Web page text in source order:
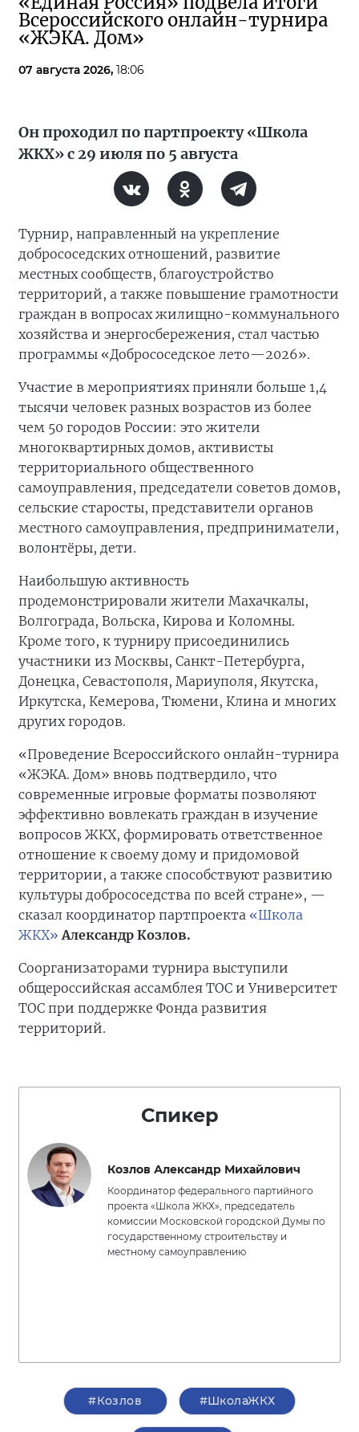
Всероссийского онлайн-турнира
«ЖЭКА. Дом»
07 августа 2026, 18:06
Он проходил по партпроекту «Школа
ЖКХ» с 29 июля по 5 августа
Турнир, направленный на укрепление
добрососедских отношений, развитие
местных сообществ, благоустройство
территорий, а также повышение грамотности
граждан в вопросах жилищно-коммунального
хозяйства и энергосбережения, стал частью
программы «Добрососедское лето—2026».
Участие в мероприятиях приняли больше 1,4
тысячи человек разных возрастов из более
чем 50 городов России: это жители
многоквартирных домов, активисты
территориального общественного
самоуправления, председатели советов домов,
сельские старосты, представители органов
местного самоуправления, предприниматели,
волонтёры, дети.
Наибольшую активность
продемонстрировали жители Махачкалы,
Волгограда, Вольска, Кирова и Коломны.
Кроме того, к турниру присоединились
участники из Москвы, Санкт-Петербурга,
Донецка, Севастополя, Мариуполя, Якутска,
Иркутска, Кемерова, Тюмени, Клина и многих
других городов.
«Проведение Всероссийского онлайн-турнира
«ЖЭКА. Дом» вновь подтвердило, что
современные игровые форматы позволяют
эффективно вовлекать граждан в изучение
вопросов ЖКХ, формировать ответственное
отношение к своему дому и придомовой
территории, а также способствуют развитию
культуры добрососедства по всей стране», —
сказал координатор партпроекта «Школа
ЖКХ» Александр Козлов.
Соорганизаторами турнира выступили
общероссийская ассамблея ТОС и Университет
ТОС при поддержке Фонда развития
территорий.
Спикер
Козлов Александр Михайлович
Координатор федерального партийного
проекта «Школа ЖКХ», председатель
комиссии Московской городской Думы по
государственному строительству и
местному самоуправлению
#Козлов #ШколаЖКХ